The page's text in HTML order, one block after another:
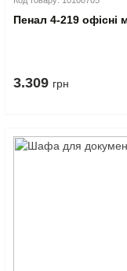
Пенал 4-219 офісні
3.309 грн